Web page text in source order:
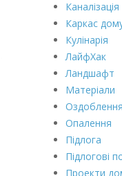
Каналізація
Каркас
Кулінарія
ЛайфХак
Ландшафт
Матеріали
Оздоблення
Опалення
Підлога
Підлогові
Проекти